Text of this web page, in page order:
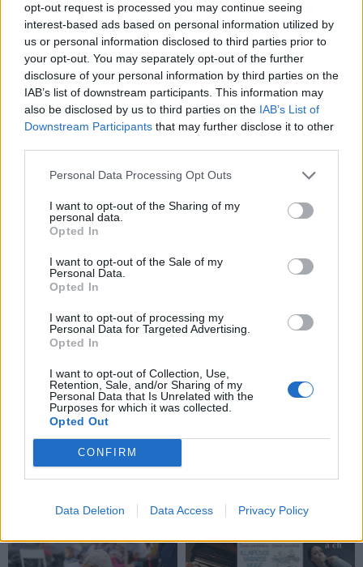
opt-out request is processed you may continue seeing
interest-based ads based on personal information utilized by
us or personal information disclosed to third parties prior to
your opt-out. You may separately opt-out of the further
disclosure of your personal information by third parties on the
IAB’s list of downstream participants. This information may
also be disclosed by us to third parties on the IAB’s List of
Downstream Participants that may further disclose it to other
Personal Data Processing Opt Outs
I want to opt-out of the Sharing of my
personal data.
Opted In
I want to opt-out of the Sale of my
Personal Data.
Opted In
I want to opt-out of processing my
Personal Data for Targeted Advertising.
Opted In
I want to opt-out of Collection, Use,
Retention, Sale, and/or Sharing of my
Personal Data that Is Unrelated with the
Purposes for which it was collected.
Opted Out
CONFIRM
Data Deletion Data Access Privacy Policy
Serviceapply.
TAIP PAT SKAITYKITE
Pirmą kartą Lietuvoje –
legendinis Las Vegaso
vyrų šou
Savo sričių lyderiai kviečia
į išskirtinę jūrinių patirčių
savaitę Klaipėdoje